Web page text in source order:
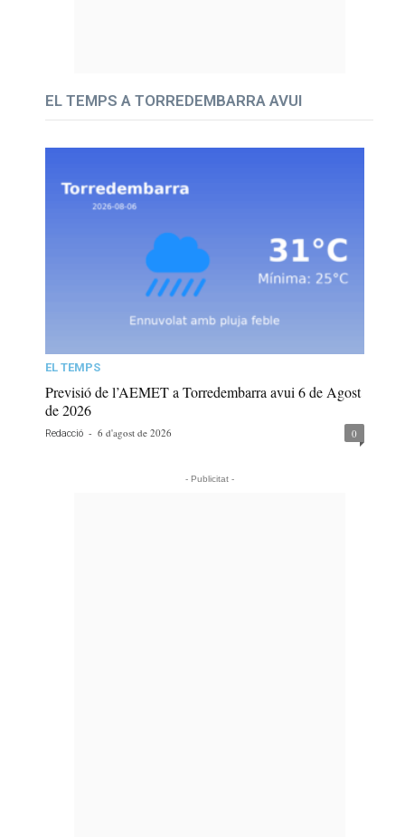
EL TEMPS A TORREDEMBARRA AVUI
EL TEMPS
Previsió de l’AEMET a Torredembarra avui 6 de Agost
de 2026
Redacció - 6 d'agost de 2026 0
- Publicitat -